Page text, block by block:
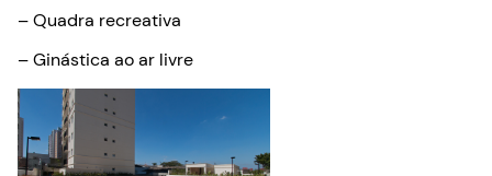
– Quadra recreativa
– Ginástica ao ar livre